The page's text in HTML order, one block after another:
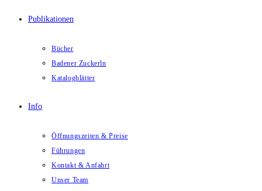
Publikationen
Bücher
Badener Zuckerln
Katalogblätter
Info
Öffnungszeiten & Preise
Führungen
Kontakt & Anfahrt
Unser Team